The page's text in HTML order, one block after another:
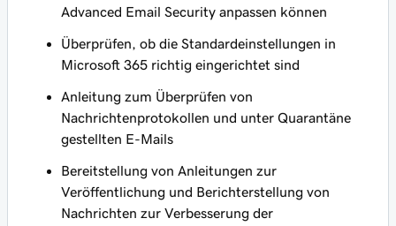
Advanced Email Security anpassen können
Überprüfen, ob die Standardeinstellungen in
Microsoft 365 richtig eingerichtet sind
Anleitung zum Überprüfen von
Nachrichtenprotokollen und unter Quarantäne
gestellten E-Mails
Bereitstellung von Anleitungen zur
Veröffentlichung und Berichterstellung von
Nachrichten zur Verbesserung der